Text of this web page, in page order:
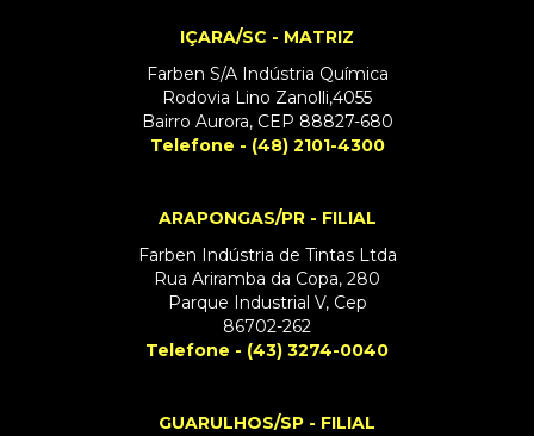
IÇARA/SC - MATRIZ
Farben S/A Indústria Química
Rodovia Lino Zanolli,4055
Bairro Aurora, CEP 88827-680
Telefone - (48) 2101-4300
ARAPONGAS/PR - FILIAL
Farben Indústria de Tintas Ltda
Rua Ariramba da Copa, 280
Parque Industrial V, Cep
86702-262
Telefone - (43) 3274-0040
GUARULHOS/SP - FILIAL